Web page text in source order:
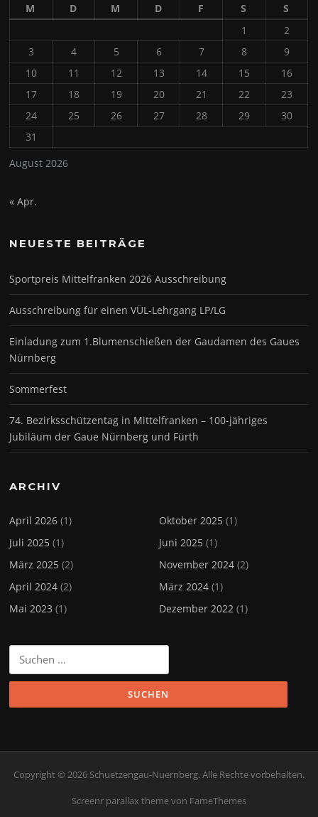
August 2026
M D M D F S
S
1
2
3
4 5 6 7 8
9
10
11 12 13 14 15
16
17
18 19 20 21 22
23
24
25 26 27 28 29
30
31
« Apr.
NEUESTE BEITRÄGE
Sportpreis Mittelfranken 2026 Ausschreibung
Ausschreibung für einen VÜL-Lehrgang LP/LG
Einladung zum 1.Blumenschießen der Gaudamen des Gaues
Nürnberg
Sommerfest
74. Bezirksschützentag in Mittelfranken – 100-jähriges
Jubiläum der Gaue Nürnberg und Fürth
ARCHIV
April 2026 (1) Oktober 2025 (1)
Juli 2025 (1) Juni 2025 (1)
März 2025 (2) November 2024 (2)
April 2024 (2) März 2024 (1)
Mai 2023 (1) Dezember 2022 (1)
Suchen
Copyright © 2026 Schuetzengau-Nuernberg. Alle Rechte vorbehalten.
Screenr parallax themevon FameThemes